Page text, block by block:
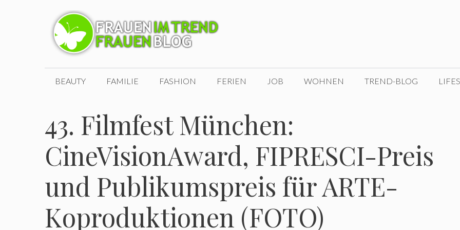
BEAUTY FAMILIE FASHION FERIEN JOB WOHNEN TREND-BLOG
43. Filmfest München:
CineVisionAward, FIPRESCI-Preis
und Publikumspreis für ARTE-
Koproduktionen (FOTO)